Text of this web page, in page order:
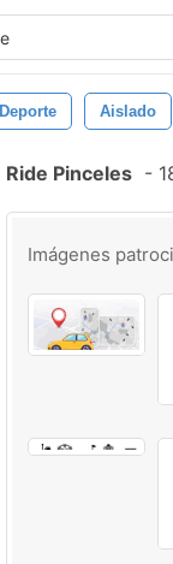
Deporte Aislado
Ride Pinceles -
Imágenes